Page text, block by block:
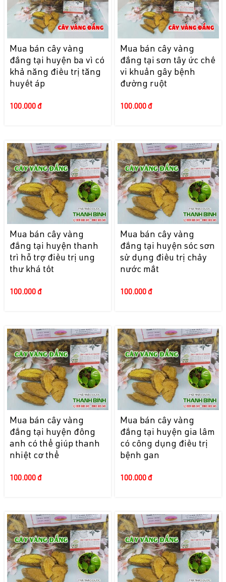
Mua bán cây vàng
đắng tại huyện ba vì có
khả năng điều trị tăng
huyết áp
100.000 đ
Mua bán cây vàng
đắng tại sơn tây ức chế
vi khuẩn gây bệnh
đường ruột
100.000 đ
Mua bán cây vàng
đắng tại huyện thanh
trì hỗ trợ điều trị ung
thư khá tốt
100.000 đ
Mua bán cây vàng
đắng tại huyện sóc sơn
sử dụng điều trị chảy
nước mắt
100.000 đ
Mua bán cây vàng
đắng tại huyện đông
anh có thể giúp thanh
nhiệt cơ thể
100.000 đ
Mua bán cây vàng
đắng tại huyện gia lâm
có công dụng điều trị
bệnh gan
100.000 đ